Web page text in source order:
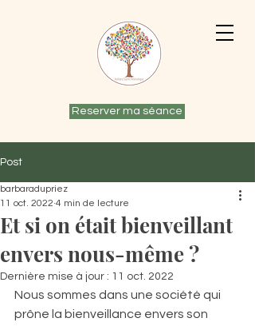
Reserver ma séance
Post
Et si on était bienveillant
envers nous-même ?
barbaradupriez
11 oct. 2022 4 min de lecture
Dernière mise à jour : 11 oct. 2022
Nous sommes dans une société qui
prône la bienveillance envers son